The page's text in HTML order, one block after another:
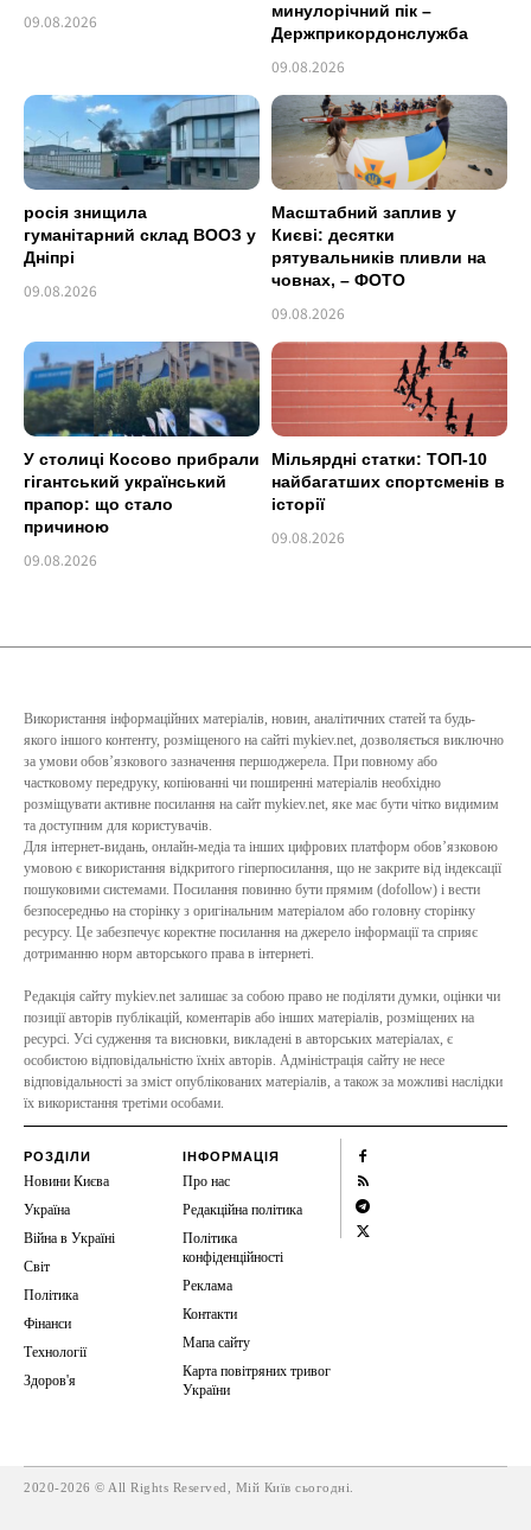
09.08.2026
минулорічний пік –
Держприкордонслужба
09.08.2026
росія знищила
гуманітарний склад ВООЗ у
Дніпрі
09.08.2026
Масштабний заплив у
Києві: десятки
рятувальників пливли на
човнах, – ФОТО
09.08.2026
У столиці Косово прибрали
гігантський український
прапор: що стало
причиною
09.08.2026
Мільярдні статки: ТОП-10
найбагатших спортсменів в
історії
09.08.2026
Використання інформаційних матеріалів, новин, аналітичних статей та будь-
якого іншого контенту, розміщеного на сайті mykiev.net, дозволяється виключно
за умови обов’язкового зазначення першоджерела. При повному або
частковому передруку, копіюванні чи поширенні матеріалів необхідно
розміщувати активне посилання на сайт mykiev.net, яке має бути чітко видимим
та доступним для користувачів.
Для інтернет-видань, онлайн-медіа та інших цифрових платформ обов’язковою
умовою є використання відкритого гіперпосилання, що не закрите від індексації
пошуковими системами. Посилання повинно бути прямим (dofollow) і вести
безпосередньо на сторінку з оригінальним матеріалом або головну сторінку
ресурсу. Це забезпечує коректне посилання на джерело інформації та сприяє
дотриманню норм авторського права в інтернеті.
Редакція сайту mykiev.net залишає за собою право не поділяти думки, оцінки чи
позиції авторів публікацій, коментарів або інших матеріалів, розміщених на
ресурсі. Усі судження та висновки, викладені в авторських матеріалах, є
особистою відповідальністю їхніх авторів. Адміністрація сайту не несе
відповідальності за зміст опублікованих матеріалів, а також за можливі наслідки
їх використання третіми особами.
РОЗДІЛИ
Новини Києва
Україна
Війна в Україні
Світ
Політика
Фінанси
Технології
Здоров'я
ІНФОРМАЦІЯ
Про нас
Редакційна політика
Політика
конфіденційності
Реклама
Контакти
Мапа сайту
Карта повітряних тривог
України
2020-2026 © All Rights Reserved, Мій Київ сьогодні.